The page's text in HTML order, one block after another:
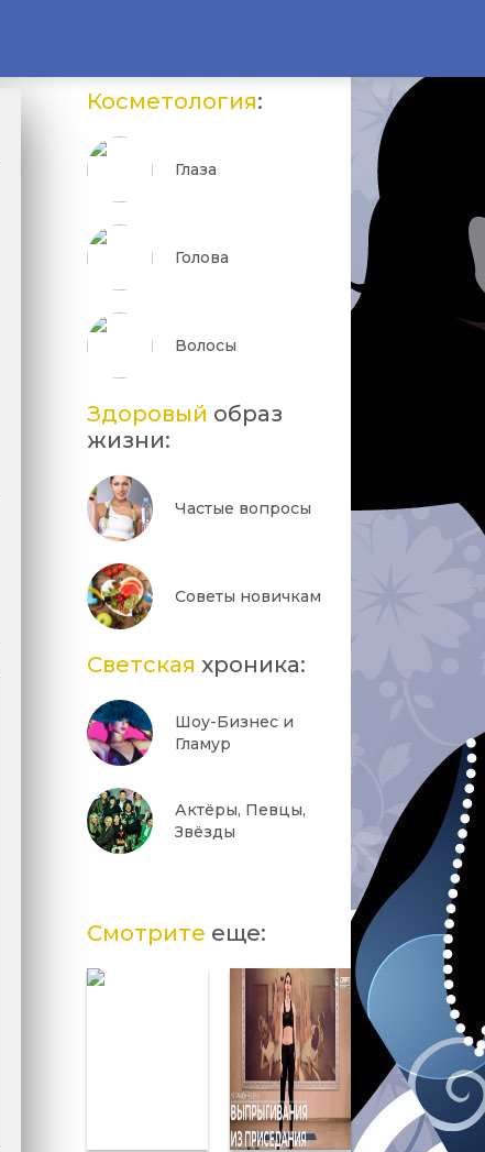
Косметология:
Глаза
Голова
Волосы
Здоровый образ
жизни:
Частые вопросы
Советы новичкам
Светская хроника:
Шоу-Бизнес и
Гламур
Актёры, Певцы,
Звёзды
Смотрите еще: